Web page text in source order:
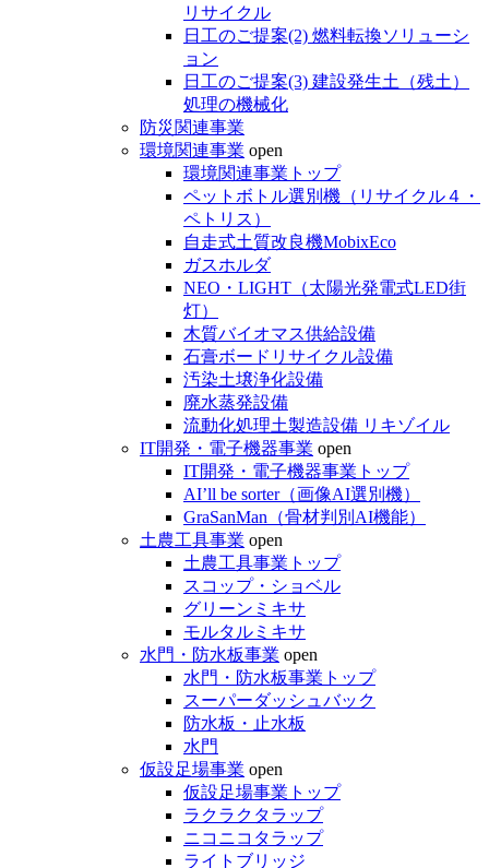
リサイクル
日工のご提案(2) 燃料転換ソリューシ
ョン
日工のご提案(3) 建設発生土（残土）
処理の機械化
防災関連事業
環境関連事業 open
環境関連事業トップ
ペットボトル選別機（リサイクル４・
ペトリス）
自走式土質改良機MobixEco
ガスホルダ
NEO・LIGHT（太陽光発電式LED街
灯）
木質バイオマス供給設備
石膏ボードリサイクル設備
汚染土壌浄化設備
廃水蒸発設備
流動化処理土製造設備 リキゾイル
IT開発・電子機器事業 open
IT開発・電子機器事業トップ
AI’ll be sorter（画像AI選別機）
GraSanMan（骨材判別AI機能）
土農工具事業 open
土農工具事業トップ
スコップ・ショベル
グリーンミキサ
モルタルミキサ
水門・防水板事業 open
水門・防水板事業トップ
スーパーダッシュバック
防水板・止水板
水門
仮設足場事業 open
仮設足場事業トップ
ラクラクタラップ
ニコニコタラップ
ライトブリッジ